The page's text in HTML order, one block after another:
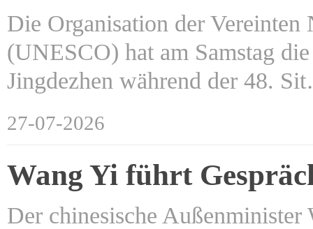
Die Organisation der
(UNESCO) hat am Samstag
Jingdezhen während der 48.
27-07-2026
Wang Yi führt
Der chinesische Außenminister